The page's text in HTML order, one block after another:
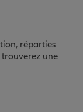
réparties
une